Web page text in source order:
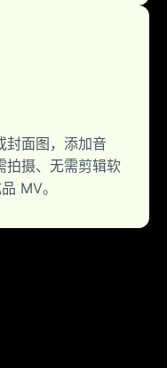
封面图，添加音
拍摄、无需剪辑软
MV。